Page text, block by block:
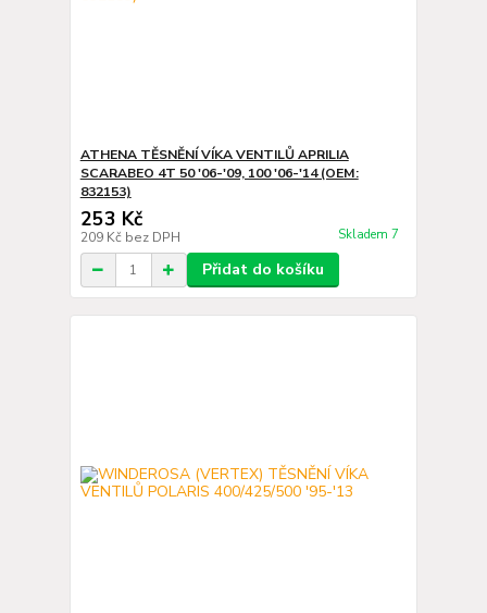
ATHENA TĚSNĚNÍ VÍKA VENTILŮ APRILIA
SCARABEO 4T 50 '06-'09, 100 '06-'14 (OEM:
832153)
253 Kč
209 Kč bez DPH Skladem 7
Přidat do košíku